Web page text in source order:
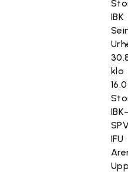
IBK
klo
SPV
IFU